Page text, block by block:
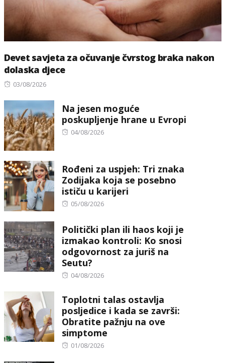
Devet savjeta za očuvanje čvrstog braka nakon
dolaska djece
Posted
03/08/2026
Na jesen moguće
poskupljenje hrane u Evropi
Posted
04/08/2026
Rođeni za uspjeh: Tri znaka
Zodijaka koja se posebno
ističu u karijeri
Posted
05/08/2026
Politički plan ili haos koji je
izmakao kontroli: Ko snosi
odgovornost za juriš na
Seutu?
Posted
04/08/2026
Toplotni talas ostavlja
posljedice i kada se završi:
Obratite pažnju na ove
simptome
Posted
01/08/2026